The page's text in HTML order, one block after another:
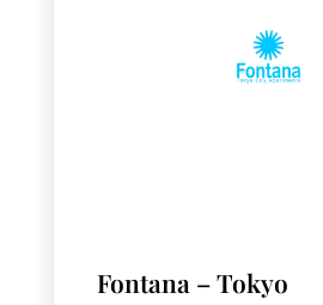
Fontana – Tokyo